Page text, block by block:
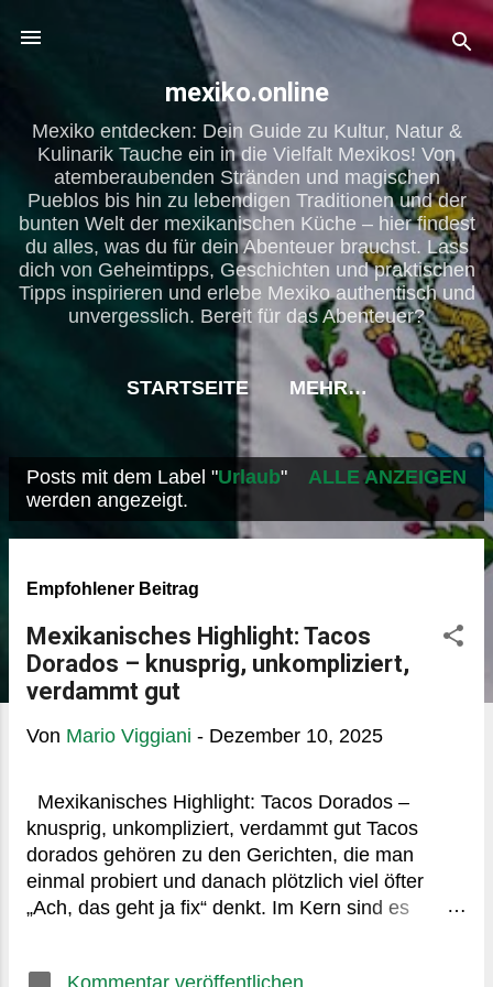
Direkt zum Hauptbereich
mexiko.online
Mexiko entdecken: Dein Guide zu Kultur, Natur &
Kulinarik Tauche ein in die Vielfalt Mexikos! Von
atemberaubenden Stränden und magischen
Pueblos bis hin zu lebendigen Traditionen und der
bunten Welt der mexikanischen Küche – hier findest
du alles, was du für dein Abenteuer brauchst. Lass
dich von Geheimtipps, Geschichten und praktischen
Tipps inspirieren und erlebe Mexiko authentisch und
unvergesslich. Bereit für das Abenteuer?
STARTSEITE MEHR…
P
o
Posts mit dem Label "Urlaub"
werden angezeigt.
ALLE ANZEIGEN
Empfohlener Beitrag
Mexikanisches Highlight: Tacos
Dorados – knusprig, unkompliziert,
verdammt gut
Von Mario Viggiani - Dezember 10, 2025
Mexikanisches Highlight: Tacos Dorados –
knusprig, unkompliziert, verdammt gut Tacos
dorados gehören zu den Gerichten, die man
einmal probiert und danach plötzlich viel öfter
„Ach, das geht ja fix“ denkt. Im Kern sind es
Kommentar veröffentlichen